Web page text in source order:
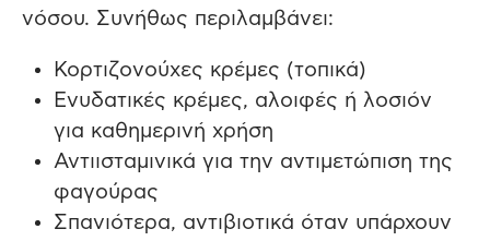
νόσου. Συνήθως περιλαμβάνει:
Κορτιζονούχες κρέμες (τοπικά)
Ενυδατικές κρέμες, αλοιφές ή λοσιόν
για καθημερινή χρήση
Αντιισταμινικά για την αντιμετώπιση της
φαγούρας
Σπανιότερα, αντιβιοτικά όταν υπάρχουν